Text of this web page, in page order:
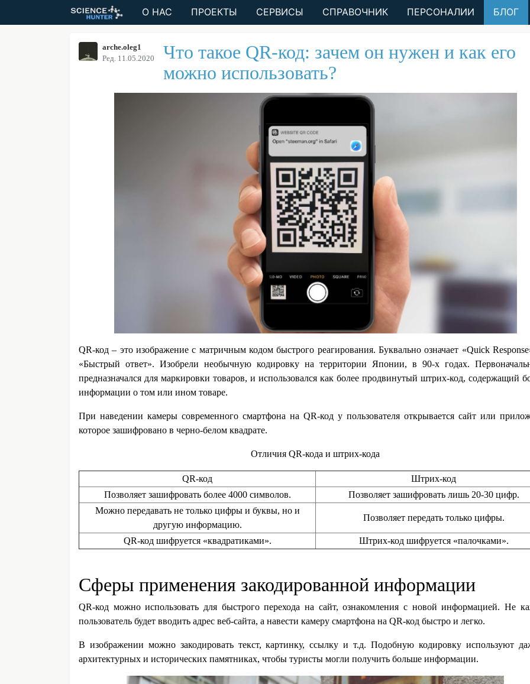
О НАС ПРОЕКТЫ СЕРВИСЫ СПРАВОЧНИК ПЕРСОНАЛИИ БЛОГ
arche.oleg1
Ред. 11.05.2020
Что такое QR-код: зачем он нужен и как его
можно использовать?
QR-код – это изображение с матричным кодом быстрого реагирования. Буквально означает «Quick
«Быстрый ответ». Изобрели необычную кодировку на территории Японии, в 90-х годах.
предназначался для маркировки товаров, и использовался как более продвинутый штрих-код, содержащий
информации о том или ином товаре.
При наведении камеры современного смартфона на QR-код у пользователя открывается сайт или
которое зашифровано в черно-белом квадрате.
Отличия QR-кода и штрих-кода
QR-код
Штрих-код
Позволяет зашифровать более 4000 символов.
Позволяет зашифровать лишь 20-30 цифр.
Можно передавать не только цифры и буквы, но и
другую информацию.
Позволяет передать только цифры.
QR-код шифруется «квадратиками». Штрих-код шифруется «палочками».
Сферы применения закодированной информации
QR-код можно использовать для быстрого перехода на сайт, ознакомления с новой информацией. Не
пользователь будет вводить адрес веб-сайта, а навести камеру смартфона на QR-код быстро и легко.
В изображении можно закодировать текст, картинку, ссылку и т.д. Подобную кодировку используют
архитектурных и исторических памятниках, чтобы туристы могли получить больше информации.